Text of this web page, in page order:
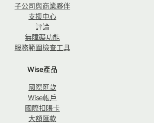
子公司與商業夥伴
支援中心
評論
無障礙功能
服務範圍檢查工具
Wise產品
國際匯款
Wise帳戶
國際扣賬卡
大額匯款